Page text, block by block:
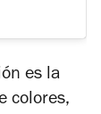
es la
colores,